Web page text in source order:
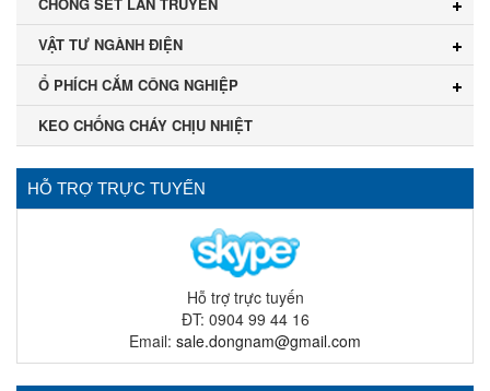
VẬT TƯ NGÀNH ĐIỆN
Ổ PHÍCH CẮM CÔNG NGHIỆP
KEO CHỐNG CHÁY CHỊU NHIỆT
HỖ TRỢ TRỰC TUYẾN
Hỗ trợ trực tuyến
ĐT: 0904 99 44 16
Email: sale.dongnam@gmail.com